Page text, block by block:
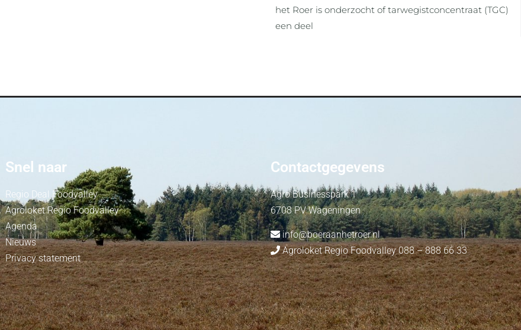
het Roer is onderzocht of tarwegistconcentraat (TGC)
een deel
Snel naar
Regio Deal Foodvalley
Agroloket Regio Foodvalley
Agenda
Nieuws
Privacy statement
Contactgegevens
Agro Businesspark 1
6708 PV Wageningen
info@boeraanhetroer.nl
Agroloket Regio Foodvalley 088 – 888 66 33